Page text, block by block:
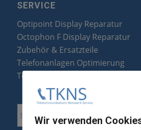
SERVICE
Optipoint Display Reparatur
Octophon F Display Reparatur
Zubehör & Ersatzteile
Telefonanlagen Optimierung
Telefonanlagen Erweiterung
Wir verwenden